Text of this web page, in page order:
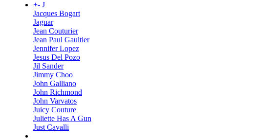
+- J
Jacques Bogart
Jaguar
Jean Couturier
Jean Paul Gaultier
Jennifer Lopez
Jesus Del Pozo
Jil Sander
Jimmy Choo
John Galliano
John Richmond
John Varvatos
Juicy Couture
Juliette Has A Gun
Just Cavalli